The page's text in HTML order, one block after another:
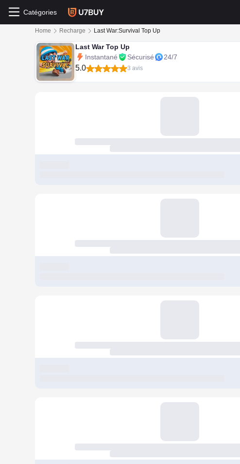
Catégories
Home Recharge Last War:Survival Top Up
Last War Top Up
Instantané
Sécurisé 24/7
5.0 3 avis